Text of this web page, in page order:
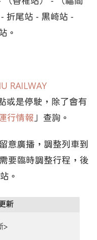
折尾站 - 黒崎站 -
。
RAILWAY
或是停駛，除了會有
行情報」查詢。
意廣播，調整列車到
要臨時調整行程，後
。